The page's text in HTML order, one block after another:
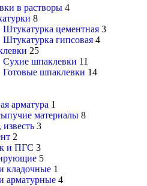
в растворы 4
8
Штукатурка цементная 3
Штукатурка гипсовая 4
25
Сухие шпаклевки 11
Готовые шпаклевки 14
арматура 1
материалы 8
3
2
и ПГС 3
5
кладочные 1
арматурные 4